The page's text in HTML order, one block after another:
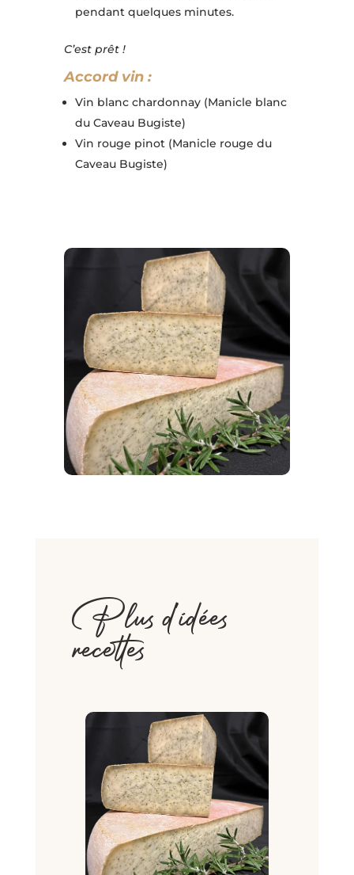
pendant quelques minutes.
C’est prêt !
Accord vin :
Vin blanc chardonnay (Manicle blanc
du Caveau Bugiste)
Vin rouge pinot (Manicle rouge du
Caveau Bugiste)
Plus d'idées
recettes